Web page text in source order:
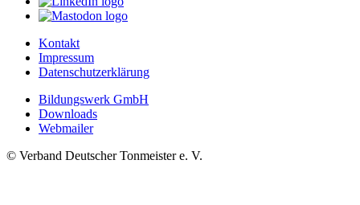
Kontakt
Impressum
Datenschutzerklärung
Bildungswerk GmbH
Downloads
Webmailer
© Verband Deutscher Tonmeister e. V.